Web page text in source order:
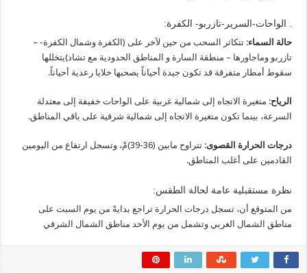
. الواحات-السرير-تازربو- الكفرة:
حالة السماء: تتكاثر السحب من حين لآخر على (الكفرة وشمال الكفرة- –
تازربو وماجاورها – منطقة السارة و المناطق الحدودية مع تشاد)يتخللها
سقوط أمطار متفرقة قد تكون جيدة أحياناً يصحبها خلايا رعدية أحياناً.
الرياح: متغيرة الاتجاه إلى شمالية غربية على الواحات خفيفة إلى معتدلة
السرعة، بينما تكون متغيرة الاتجاه إلى شمالية شرقية على باقي المناطق.
درجات الحرارة القصوى
: تتراوح مابين (36-39)مْ، وتسجل ارتفاع من اليومين
القادمين على أغلب المناطق.
نظرة مستقبلية عامة لحالة الطقس:
من المتوقع أن، تسجل درجات الحرارة تراجع بدايةً من يوم السبت على
مناطق الشمال الغربي وتشمل من يوم الأحد مناطق الشمال الشرقي